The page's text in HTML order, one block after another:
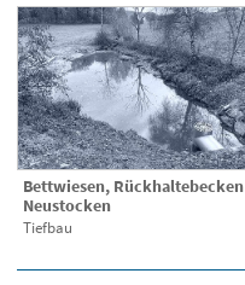
Bettwiesen, Rückhaltebecken
Neustocken
Tiefbau